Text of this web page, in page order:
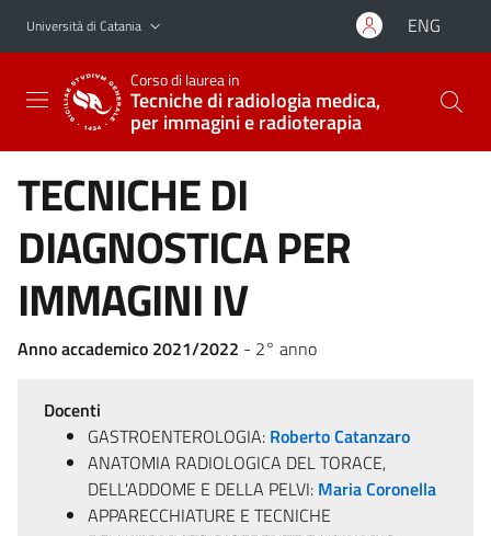
Vai al contenuto principale
Vai al menu di navigazione
Università di Catania ENG
Corso di laurea in
Tecniche di radiologia medica,
per immagini e radioterapia
TECNICHE DI
DIAGNOSTICA PER
IMMAGINI IV
Anno accademico 2021/2022 - 2° anno
Docenti
GASTROENTEROLOGIA: Roberto Catanzaro
ANATOMIA RADIOLOGICA DEL TORACE,
DELL'ADDOME E DELLA PELVI: Maria Coronella
APPARECCHIATURE E TECNICHE